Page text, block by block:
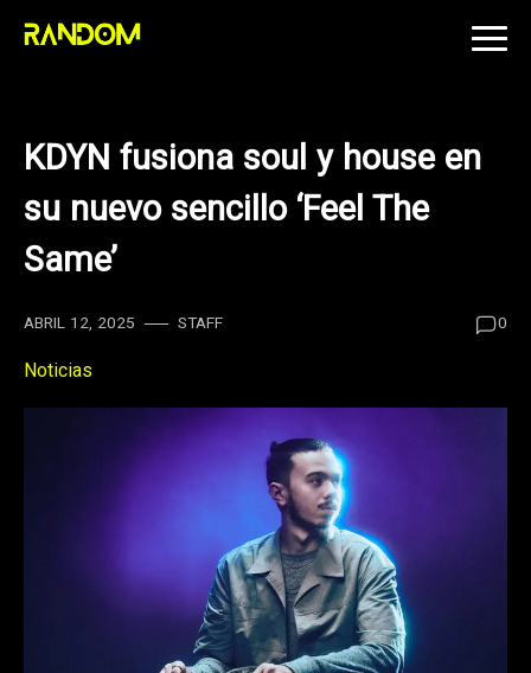
Skip
KDYN fusiona soul y house en
su nuevo sencillo ‘Feel The
Same’
ABRIL 12, 2025 STAFF 0
Noticias